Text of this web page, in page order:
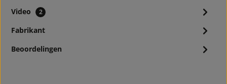
Video
2
Fabrikant
Beoordelingen